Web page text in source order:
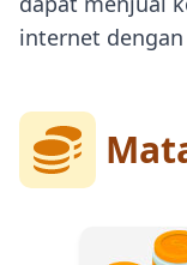
internet